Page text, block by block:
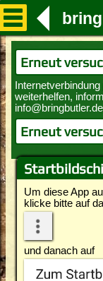
Um diese App
klicke bitte auf
und danach auf
Erneut
Erneut